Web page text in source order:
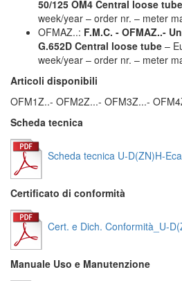
50/125 OM4 Central loose tube
week/year – order nr. – meter
OFMAZ..: F.M.C. - OFMAZ..-
G.652D Central loose tube –
week/year – order nr. – meter
Articoli disponibili
OFM1Z..- OFM2Z...- OFM3Z...-
Scheda tecnica
Scheda tecnica U-D(ZN)H-
Certificato di conformità
Cert. e Dich. Conformità_U-
Manuale Uso e Manutenzione